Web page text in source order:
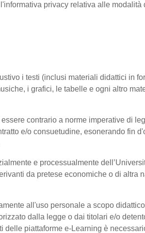
privacy relativa alle modalità
i testi (inclusi materiali didattici in
i grafici, le tabelle e ogni altro
contrario a norme imperative di
e/o consuetudine, esonerando fin
e processualmente
da pretese economiche o di altra
all'uso personale a scopo
dalla legge o dai titolari e/o
piattaforme e-Learning è